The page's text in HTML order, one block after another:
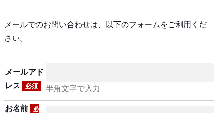
メールでのお問い合わせは、以下のフォームをご利用くだ
さい。
メールアド
レス
必須 半角文字で入力
お名前
必